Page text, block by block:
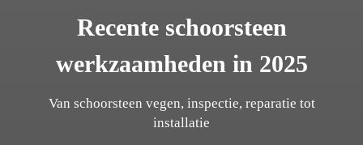
Recente schoorsteen
werkzaamheden in 2025
Van schoorsteen vegen, inspectie, reparatie tot
installatie